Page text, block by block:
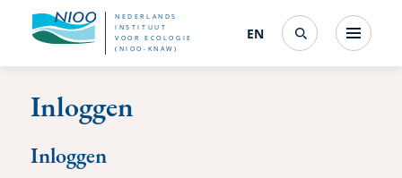
Overslaan
gaan
NEDERLANDS
INSTITUUT
VOOR ECOLOGIE
(NIOO-KNAW)
EN English
(interfacetaal
wijzigen)
SearchMenu
Inloggen
Inloggen